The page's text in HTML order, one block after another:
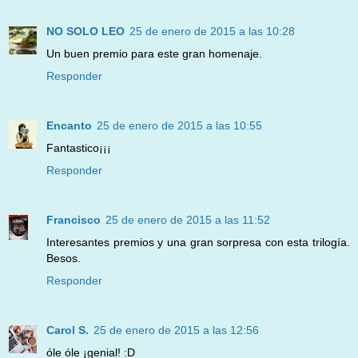
NO SOLO LEO 25 de enero de 2015 a las 10:28
Un buen premio para este gran homenaje.
Responder
Encanto 25 de enero de 2015 a las 10:55
Fantastico¡¡¡
Responder
Francisco 25 de enero de 2015 a las 11:52
Interesantes premios y una gran sorpresa con esta trilogía.
Besos.
Responder
Carol S. 25 de enero de 2015 a las 12:56
óle óle ¡genial! :D